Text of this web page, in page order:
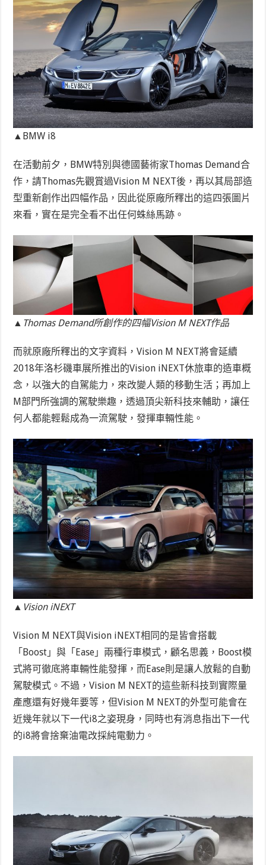
▲BMW i8
在活動前夕，BMW特別與德國藝術家Thomas Demand合
作，請Thomas先觀賞過Vision M NEXT後，再以其局部造
型重新創作出四幅作品，因此從原廠所釋出的這四張圖片
來看，實在是完全看不出任何蛛絲馬跡。
▲Thomas Demand所創作的四幅Vision M NEXT作品
而就原廠所釋出的文字資料，Vision M NEXT將會延續
2018年洛杉磯車展所推出的Vision iNEXT休旅車的造車概
念，以強大的自駕能力，來改變人類的移動生活；再加上
M部門所強調的駕駛樂趣，透過頂尖新科技來輔助，讓任
何人都能輕鬆成為一流駕駛，發揮車輛性能。
▲Vision iNEXT
Vision M NEXT與Vision iNEXT相同的是皆會搭載
「Boost」與「Ease」兩種行車模式，顧名思義，Boost模
式將可徹底將車輛性能發揮，而Ease則是讓人放鬆的自動
駕駛模式。不過，Vision M NEXT的這些新科技到實際量
產應還有好幾年要等，但Vision M NEXT的外型可能會在
近幾年就以下一代i8之姿現身，同時也有消息指出下一代
的i8將會捨棄油電改採純電動力。